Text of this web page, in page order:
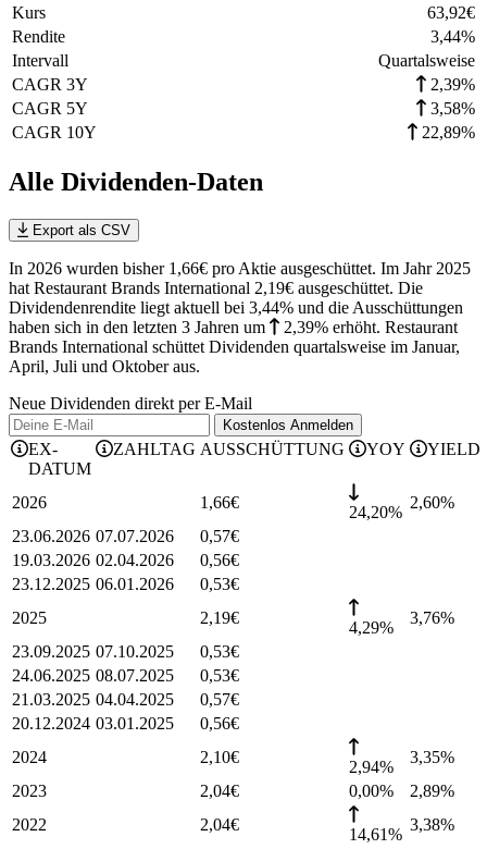
Kurs
63,92€
Rendite
3,44%
Intervall
Quartalsweise
CAGR 3Y
2,39%
CAGR 5Y
3,58%
CAGR 10Y
22,89%
Alle Dividenden-Daten
Export als CSV
In 2026 wurden bisher 1,66€ pro Aktie ausgeschüttet. Im Jahr 2025
hat Restaurant Brands International 2,19€ ausgeschüttet. Die
Dividendenrendite liegt aktuell bei 3,44% und die Ausschüttungen
haben sich in den letzten 3 Jahren um 2,39% erhöht. Restaurant
Brands International schüttet Dividenden quartalsweise im Januar,
April, Juli und Oktober aus.
Neue Dividenden direkt per E-Mail
Kostenlos Anmelden
EX-
DATUM
ZAHLTAG AUSSCHÜTTUNG YOY YIELD
2026 1,66€
24,20%
2,60%
23.06.2026 07.07.2026 0,57€
19.03.2026 02.04.2026 0,56€
23.12.2025 06.01.2026 0,53€
2025
2,19€
4,29%
3,76%
23.09.2025 07.10.2025 0,53€
24.06.2025 08.07.2025 0,53€
21.03.2025 04.04.2025 0,57€
20.12.2024 03.01.2025 0,56€
2024
2,10€
2,94%
3,35%
2023
2,04€ 0,00% 2,89%
2022
2,04€
14,61%
3,38%